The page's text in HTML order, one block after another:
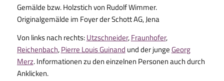
Gemälde bzw. Holzstich von Rudolf Wimmer.
Originalgemälde im Foyer der Schott AG, Jena
Von links nach rechts:Utzschneider,Fraunhofer,
Reichenbach,Pierre Louis Guinand und der jungeGeorg
Merz. Informationen zu den einzelnen Personen auch durch
Anklicken.